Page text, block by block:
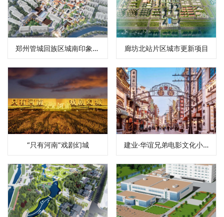
郑州管城回族区城南印象阜民里有机更新项目 廊坊北站片区城市更新项目
“只有河南”戏剧幻城 建业·华谊兄弟电影文化小镇项目